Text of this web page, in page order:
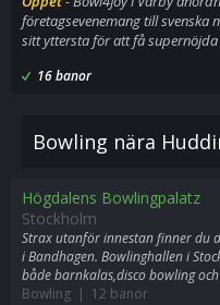
företagsevenemang till svenska
sitt yttersta för att få supernöjda
16 banor
Bowling nära
Högdalens Bowlingpalatz
Stockholm
Strax utanför innestan finner du
i Bandhagen. Bowlinghallen i
både barnkalas,disco bowling
Bowling | 12 banor